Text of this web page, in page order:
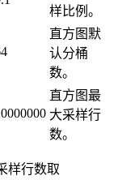
样比例。
直方图默
认分桶
数。
直方图最
大采样行
数。
样行数取